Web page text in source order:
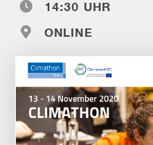
14:30 UHR
ONLINE